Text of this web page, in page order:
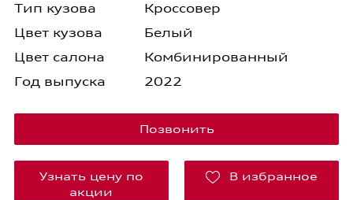
Тип кузова
Кроссовер
Цвет кузова
Белый
Цвет салона
Комбинированный
Год выпуска
2022
Позвонить
Узнать цену по
акции
В избранное